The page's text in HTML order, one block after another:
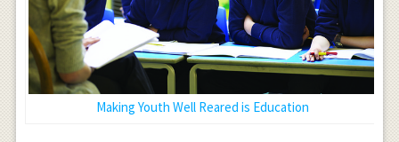
Making Youth Well Reared is Education